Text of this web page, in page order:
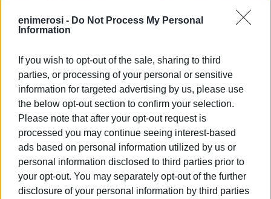
enimerosi - Do Not Process My Personal
Information
If you wish to opt-out of the sale, sharing to third
parties, or processing of your personal or sensitive
information for targeted advertising by us, please use
the below opt-out section to confirm your selection.
Please note that after your opt-out request is
processed you may continue seeing interest-based
ads based on personal information utilized by us or
personal information disclosed to third parties prior to
your opt-out. You may separately opt-out of the further
disclosure of your personal information by third parties
Φωτο:27.10.2023
Μέρος του, σε ένα συγκεκριμένο διαμέρισμα, θα
προστατευθεί από υαλοπίνακα, ώστε να να εκτίθεται